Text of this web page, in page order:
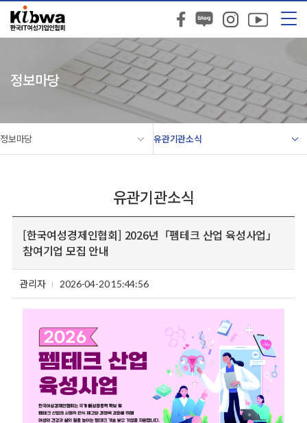
정보마당
정보마당 유관기관소식
유관기관소식
[한국여성경제인협회] 2026년「펨테크 산업 육성사업」
참여기업 모집 안내
관리자 2026-04-20 15:44:56